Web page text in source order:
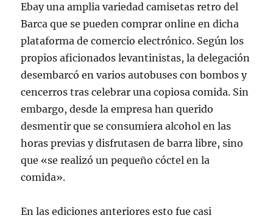
Ebay una amplia variedad camisetas retro del
Barca que se pueden comprar online en dicha
plataforma de comercio electrónico. Según los
propios aficionados levantinistas, la delegación
desembarcó en varios autobuses con bombos y
cencerros tras celebrar una copiosa comida. Sin
embargo, desde la empresa han querido
desmentir que se consumiera alcohol en las
horas previas y disfrutasen de barra libre, sino
que «se realizó un pequeño cóctel en la
comida».
En las ediciones anteriores esto fue casi